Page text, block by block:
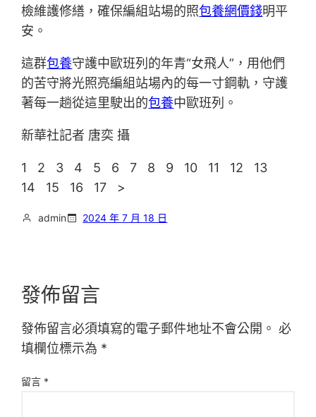
檢維護修繕，確保編組站場的照包養網價錢明平
安。
這群包養守護中歐班列的年青“女飛人”，用他們
的苦守將光照亮編組站場內的每一寸鋼軌，守護
著每一趟從這里駛出的包養中歐班列。
新華社記者 唐奕 攝
1 2 3 4 5 6 7 8 9 10 11 12 13
14 15 16 17 >
admin 2024 年 7 月 18 日
發佈留言
發佈留言必須填寫的電子郵件地址不會公開。 必
填欄位標示為 *
留言 *